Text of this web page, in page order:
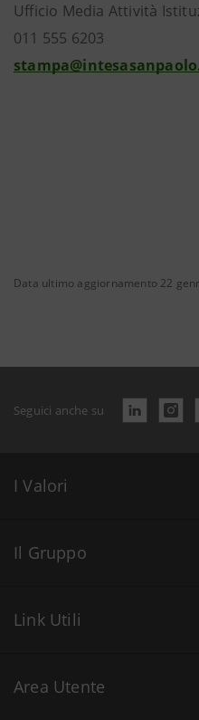
Ufficio Media Attività
011 555 6203
Data ultimo aggiornamento 22
Seguici anche su
I Valori
Il Gruppo
Link Utili
Area Utente